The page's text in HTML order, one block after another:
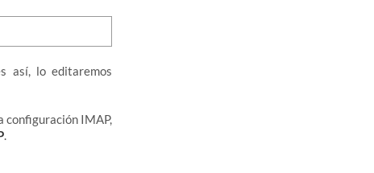
así, lo editaremos
configuración IMAP,
.